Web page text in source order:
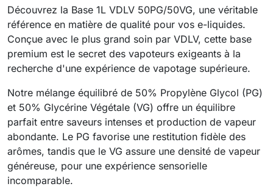
Découvrez la Base 1L VDLV 50PG/50VG, une véritable
référence en matière de qualité pour vos e-liquides.
Conçue avec le plus grand soin par VDLV, cette base
premium est le secret des vapoteurs exigeants à la
recherche d'une expérience de vapotage supérieure.
Notre mélange équilibré de 50% Propylène Glycol (PG)
et 50% Glycérine Végétale (VG) offre un équilibre
parfait entre saveurs intenses et production de vapeur
abondante. Le PG favorise une restitution fidèle des
arômes, tandis que le VG assure une densité de vapeur
généreuse, pour une expérience sensorielle
incomparable.